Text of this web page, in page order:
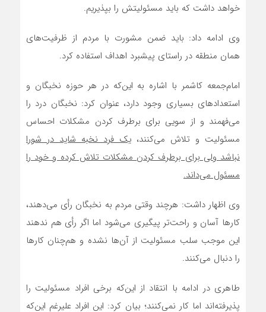
خواهد داشت که باید مسئولیتش را بپذیریم.
وی ادامه داد: باید ضمن مشورت با مردم از ظرفیت‌های
همان منطقه در راستای پیشبرد اهداف استفاده کرد.
امام‌جمعه کاشمر با اشاره به این‌که در هر حوزه‌ نخبگان و
استعدادهای بسیاری وجود دارد، عنوان کرد: نخبگان درد را
می‌فهمند و از سویی برای برطرف کردن مشکلات احساس
مسئولیت و تلاش می‌کنند، یک فرد نخبه شاید در شورا
نباشد ولی برای برطرف کردن مشکلات تلاش کرده و خود را
مسئول می‌داند.
وی اظهار داشت: هرچند وقتی مردم به نخبگان رأی می‌دهند،
کارها آسان‌ و راحت‌تر پیگیری می‌شود اما اگر رأی هم ندهند
این موجب سلب مسئولیت از آن‌ها نشده و هم‌چنان کارها
را دنبال می‌کنند.
طاهری در ادامه با انتقاد از این‌که برخی افراد مسئولیت را
پذیرفته‌اند اما کار نمی‌کنند؛ بیان کرد: این افراد علیرغم این‌که